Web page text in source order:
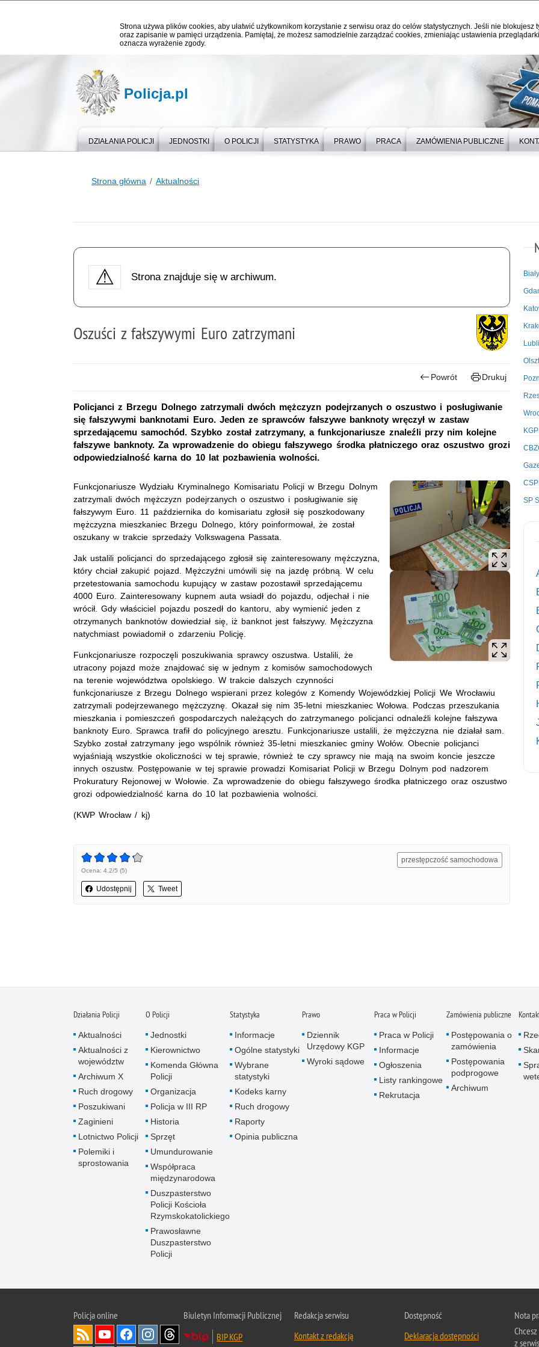
Strona używa plików cookies, aby ułatwić użytkownikom korzystanie z serwisu oraz do celów statystycznych. Jeśli nie blokujesz
oraz zapisanie w pamięci urządzenia. Pamiętaj, że możesz samodzielnie zarządzać cookies, zmieniając ustawienia
oznacza wyrażenie zgody.
Policja.pl
DZIAŁANIA POLICJI JEDNOSTKI O POLICJI STATYSTYKA PRAWO PRACA ZAMÓWIENIA PUBLICZNE
Strona główna Aktualności
Strona znajduje się w archiwum.
Oszuści z fałszywymi Euro zatrzymani
Powrót Drukuj
Policjanci z Brzegu Dolnego zatrzymali dwóch mężczyzn podejrzanych o oszustwo i posługiwanie
się fałszywymi banknotami Euro. Jeden ze sprawców fałszywe banknoty wręczył w zastaw
sprzedającemu samochód. Szybko został zatrzymany, a funkcjonariusze znaleźli przy nim kolejne
fałszywe banknoty. Za wprowadzenie do obiegu fałszywego środka płatniczego oraz oszustwo grozi
odpowiedzialność karna do 10 lat pozbawienia wolności.
Funkcjonariusze Wydziału Kryminalnego Komisariatu Policji w Brzegu Dolnym
zatrzymali dwóch mężczyzn podejrzanych o oszustwo i posługiwanie się
fałszywym Euro. 11 października do komisariatu zgłosił się poszkodowany
mężczyzna mieszkaniec Brzegu Dolnego, który poinformował, że został
oszukany w trakcie sprzedaży Volkswagena Passata.
Jak ustalili policjanci do sprzedającego zgłosił się zainteresowany mężczyzna,
który chciał zakupić pojazd. Mężczyźni umówili się na jazdę próbną. W celu
przetestowania samochodu kupujący w zastaw pozostawił sprzedającemu
4000 Euro. Zainteresowany kupnem auta wsiadł do pojazdu, odjechał i nie
wrócił. Gdy właściciel pojazdu poszedł do kantoru, aby wymienić jeden z
otrzymanych banknotów dowiedział się, iż banknot jest fałszywy. Mężczyzna
natychmiast powiadomił o zdarzeniu Policję.
Funkcjonariusze rozpoczęli poszukiwania sprawcy oszustwa. Ustalili, że
utracony pojazd może znajdować się w jednym z komisów samochodowych
na terenie województwa opolskiego. W trakcie dalszych czynności
funkcjonariusze z Brzegu Dolnego wspierani przez kolegów z Komendy Wojewódzkiej Policji We Wrocławiu
zatrzymali podejrzewanego mężczyznę. Okazał się nim 35-letni mieszkaniec Wołowa. Podczas przeszukania
mieszkania i pomieszczeń gospodarczych należących do zatrzymanego policjanci odnaleźli kolejne fałszywa
banknoty Euro. Sprawca trafił do policyjnego aresztu. Funkcjonariusze ustalili, że mężczyzna nie działał sam.
Szybko został zatrzymany jego wspólnik również 35-letni mieszkaniec gminy Wołów. Obecnie policjanci
wyjaśniają wszystkie okoliczności w tej sprawie, również te czy sprawcy nie mają na swoim koncie jeszcze
innych oszustw. Postępowanie w tej sprawie prowadzi Komisariat Policji w Brzegu Dolnym pod nadzorem
Prokuratury Rejonowej w Wołowie. Za wprowadzenie do obiegu fałszywego środka płatniczego oraz oszustwo
grozi odpowiedzialność karna do 10 lat pozbawienia wolności.
(KWP Wrocław / kj)
Ocena: 4.2/5 (5)
Udostępnij Tweet
przestępczość samochodowa
KGP
SP
Działania Policji
Aktualności
Aktualności z
województw
Archiwum X
Ruch drogowy
Poszukiwani
Zaginieni
Lotnictwo Policji
Polemiki i
sprostowania
O Policji
Jednostki
Kierownictwo
Komenda Główna
Policji
Organizacja
Policja w III RP
Historia
Sprzęt
Umundurowanie
Współpraca
międzynarodowa
Duszpasterstwo
Policji Kościoła
Rzymskokatolickiego
Prawosławne
Duszpasterstwo
Policji
Statystyka
Informacje
Ogólne statystyki
Wybrane
statystyki
Kodeks karny
Ruch drogowy
Raporty
Opinia publiczna
Prawo
Dziennik
Urzędowy KGP
Wyroki sądowe
Praca w Policji
Praca w Policji
Informacje
Ogłoszenia
Listy rankingowe
Rekrutacja
Zamówienia publiczne
Postępowania o
zamówienia
Postępowania
podprogowe
Archiwum
Policjaonline
Biuletyn Informacji Publicznej
BIP KGP
Redakcja serwisu
Kontakt z redakcją
Dostępność
Deklaracja dostępności
Nota
z